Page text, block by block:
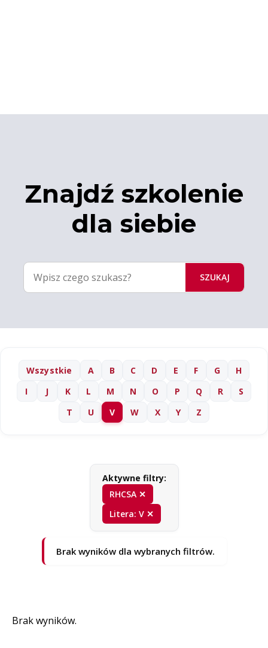
Znajdź szkolenie
dla siebie
SZUKAJ
Wszystkie A B C D E F G
H
I
J K L M N O P Q R
S
T
U V W X Y Z
Aktywne filtry:
RHCSA ✕
Litera: V ✕
Brak wyników dla wybranych filtrów.
Brak wyników.